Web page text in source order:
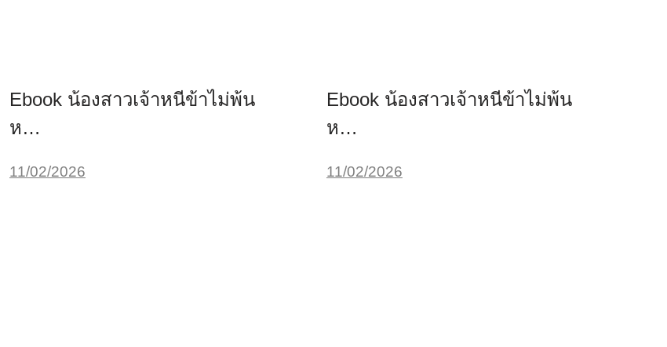
Ebook น้องสาวเจ้าหนีข้าไม่พ้น
ห…
11/02/2026
Ebook น้องสาวเจ้าหนีข้าไม่พ้น
ห…
11/02/2026